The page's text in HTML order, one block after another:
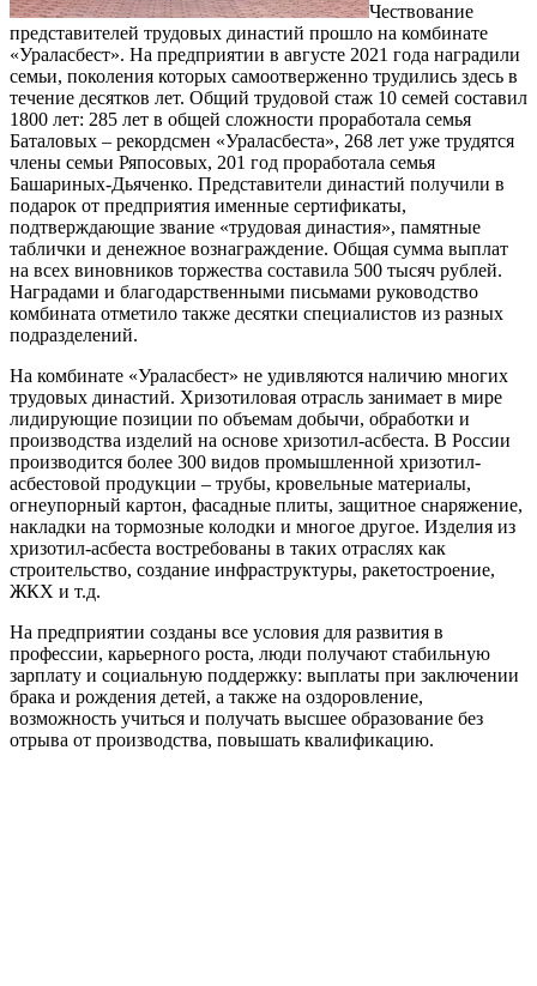
Чествование
представителей трудовых династий прошло на комбинате
«Ураласбест». На предприятии в августе 2021 года наградили
семьи, поколения которых самоотверженно трудились здесь в
течение десятков лет. Общий трудовой стаж 10 семей составил
1800 лет: 285 лет в общей сложности проработала семья
Баталовых – рекордсмен «Ураласбеста», 268 лет уже трудятся
члены семьи Ряпосовых, 201 год проработала семья
Башариных-Дьяченко. Представители династий получили в
подарок от предприятия именные сертификаты,
подтверждающие звание «трудовая династия», памятные
таблички и денежное вознаграждение. Общая сумма выплат
на всех виновников торжества составила 500 тысяч рублей.
Наградами и благодарственными письмами руководство
комбината отметило также десятки специалистов из разных
подразделений.
На комбинате «Ураласбест» не удивляются наличию многих
трудовых династий. Хризотиловая отрасль занимает в мире
лидирующие позиции по объемам добычи, обработки и
производства изделий на основе хризотил-асбеста. В России
производится более 300 видов промышленной хризотил-
асбестовой продукции – трубы, кровельные материалы,
огнеупорный картон, фасадные плиты, защитное снаряжение,
накладки на тормозные колодки и многое другое. Изделия из
хризотил-асбеста востребованы в таких отраслях как
строительство, создание инфраструктуры, ракетостроение,
ЖКХ и т.д.
На предприятии созданы все условия для развития в
профессии, карьерного роста, люди получают стабильную
зарплату и социальную поддержку: выплаты при заключении
брака и рождения детей, а также на оздоровление,
возможность учиться и получать высшее образование без
отрыва от производства, повышать квалификацию.